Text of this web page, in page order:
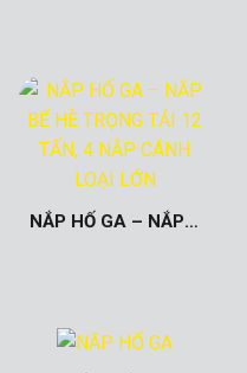
NẮP HỐ GA – NẮP BỂ HÈ TRỌNG TẢI 12 TẤN, 4 NẮP CÁNH LOẠI LỚN